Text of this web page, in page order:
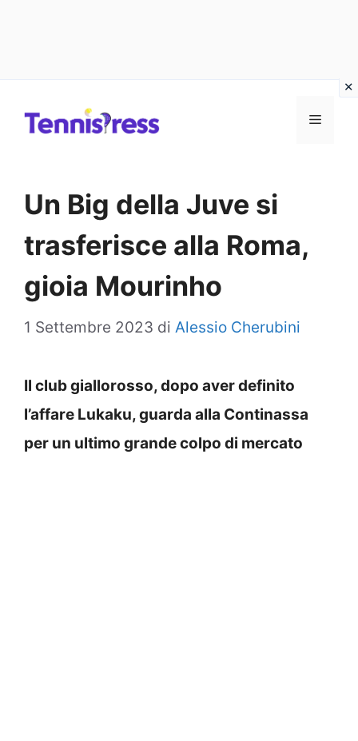
MENU
Un Big della Juve si
trasferisce alla Roma,
gioia Mourinho
1 Settembre 2023 di Alessio Cherubini
Il club giallorosso, dopo aver definito
l’affare Lukaku, guarda alla Continassa
per un ultimo grande colpo di mercato